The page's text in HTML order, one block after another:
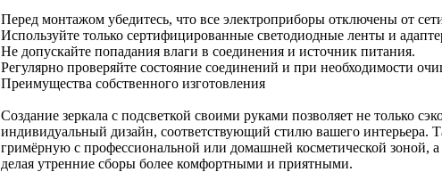
Перед монтажом убедитесь, что все электроприборы отключены от
Используйте только сертифицированные светодиодные ленты и
Не допускайте попадания влаги в соединения и источник питания.
Регулярно проверяйте состояние соединений и при необходимости
Преимущества собственного изготовления
Создание зеркала с подсветкой своими руками позволяет не только
индивидуальный дизайн, соответствующий стилю вашего интерьера.
гримёрную с профессиональной или домашней косметической зоной,
делая утренние сборы более комфортными и приятными.